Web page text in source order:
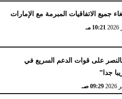
جميع الاتفاقيات المبرمة مع الإمارات
10:21 مـ
بالنصر على قوات الدعم السريع في
جدا”
09:29 صـ